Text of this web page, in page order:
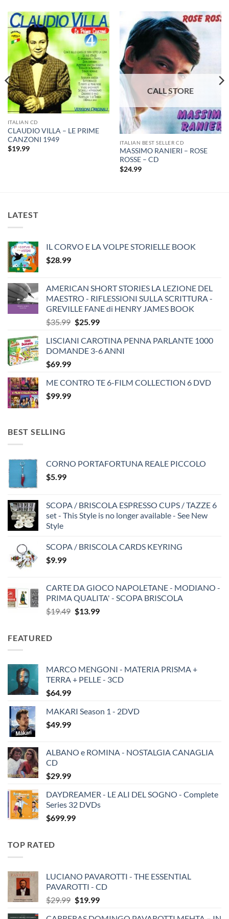
ITALIAN CD
CLAUDIO VILLA – LE PRIME
CANZONI 1949
$19.99
ITALIAN BEST SELLER CD
MASSIMO RANIERI – ROSE
ROSSE – CD
$24.99
LATEST
IL CORVO E LA VOLPE STORIELLE BOOK
$28.99
AMERICAN SHORT STORIES LA LEZIONE DEL
MAESTRO - RIFLESSIONI SULLA SCRITTURA -
GREVILLE FANE di HENRY JAMES BOOK
$35.99 Original
was:
$35.99.
$25.99Current
is:
$25.99.
LISCIANI CAROTINA PENNA PARLANTE 1000
DOMANDE 3-6 ANNI
$69.99
ME CONTRO TE 6-FILM COLLECTION 6 DVD
$99.99
BEST SELLING
CORNO PORTAFORTUNA REALE PICCOLO
$5.99
SCOPA / BRISCOLA ESPRESSO CUPS / TAZZE 6
set - This Style is no longer available - See New
Style
SCOPA / BRISCOLA CARDS KEYRING
$9.99
CARTE DA GIOCO NAPOLETANE - MODIANO -
PRIMA QUALITA' - SCOPA BRISCOLA
$19.49 Original
$13.99Current
FEATURED
MARCO MENGONI - MATERIA PRISMA +
TERRA + PELLE - 3CD
$64.99
MAKARI Season 1 - 2DVD
$49.99
ALBANO e ROMINA - NOSTALGIA CANAGLIA
CD
$29.99
DAYDREAMER - LE ALI DEL SOGNO - Complete
Series 32 DVDs
$699.99
TOP RATED
LUCIANO PAVAROTTI - THE ESSENTIAL
PAVAROTTI - CD
$29.99 Original
$19.99Current